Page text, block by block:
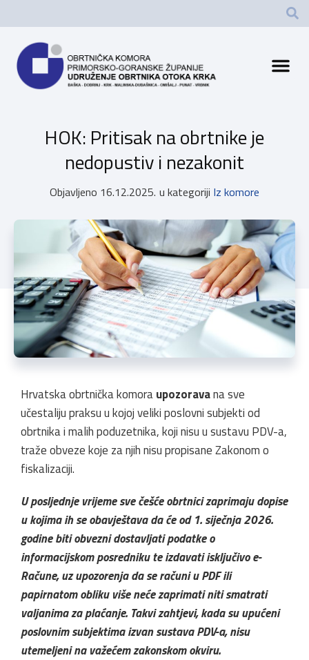
HOK: Pritisak na obrtnike je
nedopustiv i nezakonit
Objavljeno 16.12.2025. u kategoriji Iz komore
Hrvatska obrtnička komoraupozoravana sve
učestaliju praksu u kojoj veliki poslovni subjekti od
obrtnika i malih poduzetnika, koji nisu u sustavu PDV-a,
traže obveze koje za njih nisu propisane Zakonom o
fiskalizaciji.
U posljednje vrijeme sve češće obrtnici zaprimaju dopise
u kojima ih se obavještava da će od 1. siječnja 2026.
godine biti obvezni dostavljati podatke o
informacijskom posredniku te izdavati isključivo e-
Račune, uz upozorenja da se računi u PDF ili
papirnatom obliku više neće zaprimati niti smatrati
valjanima za plaćanje. Takvi zahtjevi, kada su upućeni
poslovnim subjektima izvan sustava PDV-a, nisu
utemeljeni na važećem zakonskom okviru.